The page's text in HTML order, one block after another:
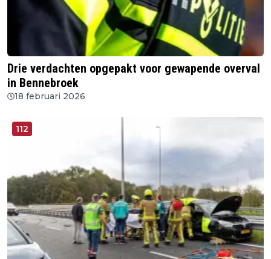
Drie verdachten opgepakt voor gewapende overval
in Bennebroek
18 februari 2026
112